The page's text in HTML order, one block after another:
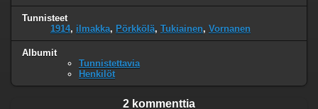
Tunnisteet
1914, ilmakka, Pörkkölä, Tukiainen, Vornanen
Albumit
Tunnistettavia
Henkilöt
2 kommenttia